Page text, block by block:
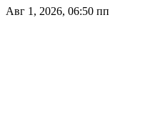
Авг 1, 2026, 06:50 пп